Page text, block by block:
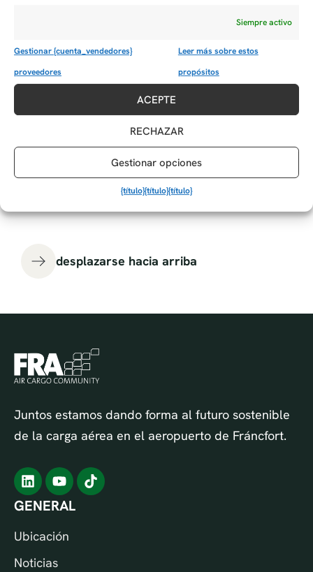
Siempre activo
Gestionar {cuenta_vendedores}
proveedores
Leer más sobre estos
propósitos
ACEPTE
RECHAZAR
Gestionar opciones
{título}{título}{título}
COMPARTIR ESTE TRABAJO
desplazarse hacia arriba
Juntos estamos dando forma al futuro sostenible
de la carga aérea en el aeropuerto de Fráncfort.
GENERAL
Ubicación
Noticias